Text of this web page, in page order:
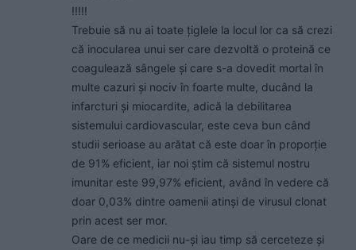
!!!!!
Trebuie să nu ai toate țiglele la locul lor ca să crezi
că inocularea unui ser care dezvoltă o proteină ce
coagulează sângele și care s-a dovedit mortal în
multe cazuri și nociv în foarte multe, ducând la
infarcturi și miocardite, adică la debilitarea
sistemului cardiovascular, este ceva bun când
studii serioase au arătat că este doar în proporție
de 91% eficient, iar noi știm că sistemul nostru
imunitar este 99,97% eficient, având în vedere că
doar 0,03% dintre oamenii atinși de virusul clonat
prin acest ser mor.
Oare de ce medicii nu-și iau timp să cerceteze și